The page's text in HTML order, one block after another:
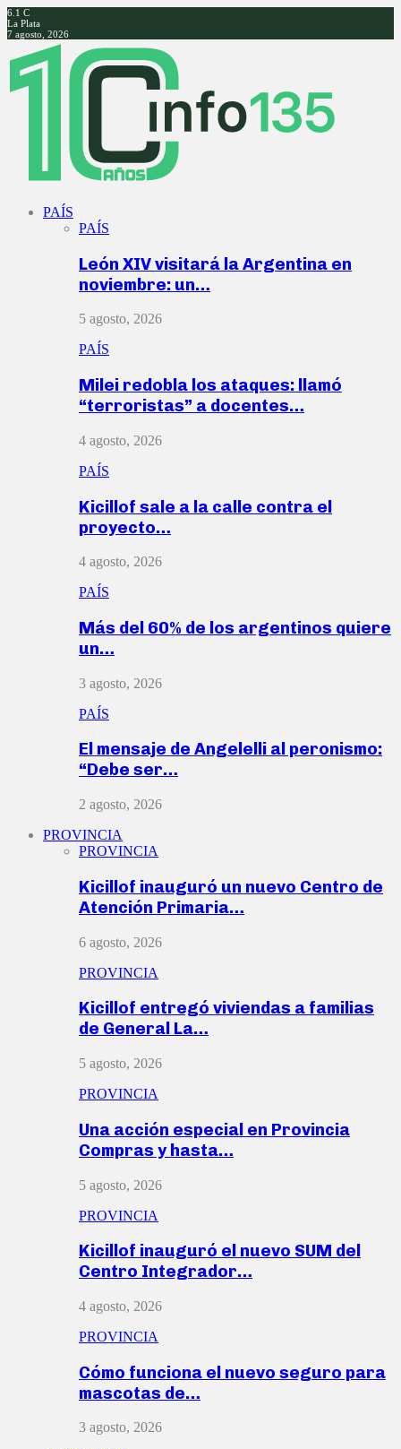
6.1 C
La Plata
7 agosto, 2026
Facebook
Twitter
Instagram
Youtube
PAÍS
PAÍS
León XIV visitará la Argentina en
noviembre: un…
5 agosto, 2026
PAÍS
Milei redobla los ataques: llamó
“terroristas” a docentes…
4 agosto, 2026
PAÍS
Kicillof sale a la calle contra el
proyecto…
4 agosto, 2026
PAÍS
Más del 60% de los argentinos quiere
un…
3 agosto, 2026
PAÍS
El mensaje de Angelelli al peronismo:
“Debe ser…
2 agosto, 2026
PROVINCIA
PROVINCIA
Kicillof inauguró un nuevo Centro de
Atención Primaria…
6 agosto, 2026
PROVINCIA
Kicillof entregó viviendas a familias
de General La…
5 agosto, 2026
PROVINCIA
Una acción especial en Provincia
Compras y hasta…
5 agosto, 2026
PROVINCIA
Kicillof inauguró el nuevo SUM del
Centro Integrador…
4 agosto, 2026
PROVINCIA
Cómo funciona el nuevo seguro para
mascotas de…
3 agosto, 2026